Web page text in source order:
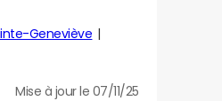
Geneviève
Mise à jour le 07/11/25